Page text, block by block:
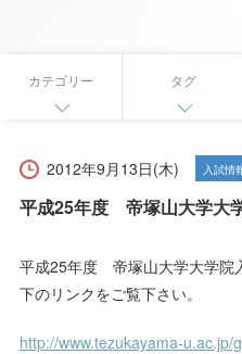
保護者の方へ
一般の方へ
English 資料
カテゴリー タグ
2012年9月13日(木) 入試情
平成25年度 帝塚山大学
平成25年度 帝塚山大学大学
下のリンクをご覧下さい。
http://www.tezukayama-